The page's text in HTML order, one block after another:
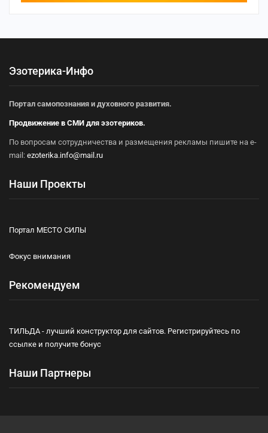
Эзотерика-Инфо
Портал самопознания и духовного развития.
Продвижение в СМИ для эзотериков.
По вопросам сотрудничества и размещения рекламы пишите на e-
mail: ezoterika.info@mail.ru
Наши Проекты
Портал МЕСТО СИЛЫ
Фокус внимания
Рекомендуем
ТИЛЬДА - лучший конструктор для сайтов. Регистрируйтесь по
ссылке и получите бонус
Наши Партнеры